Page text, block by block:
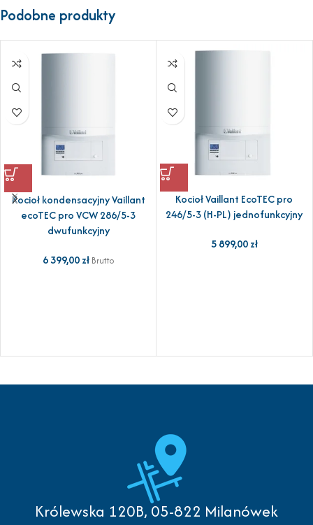
Podobne produkty
Kocioł kondensacyjny Vaillant
ecoTEC pro VCW 286/5-3
dwufunkcyjny
6 399,00zł Brutto
Kocioł Vaillant EcoTEC pro
246/5-3 (H-PL) jednofunkcyjny
5 899,00zł
Królewska 120B, 05-822 Milanówek